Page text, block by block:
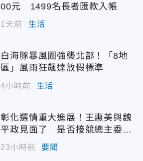
00元 1499名長者匯款入帳
1天前 生活
白海豚暴風圈強襲北部！「8地
區」風雨狂飆達放假標準
4小時前 生活
彰化選情重大進展！王惠美與魏
平政見面了 是否接競總主委態
度曝光
23小時前 要聞